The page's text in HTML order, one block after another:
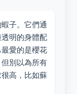
子。它們通
明的身體配
愛的是櫻花
別以為所有
高，比如蘇